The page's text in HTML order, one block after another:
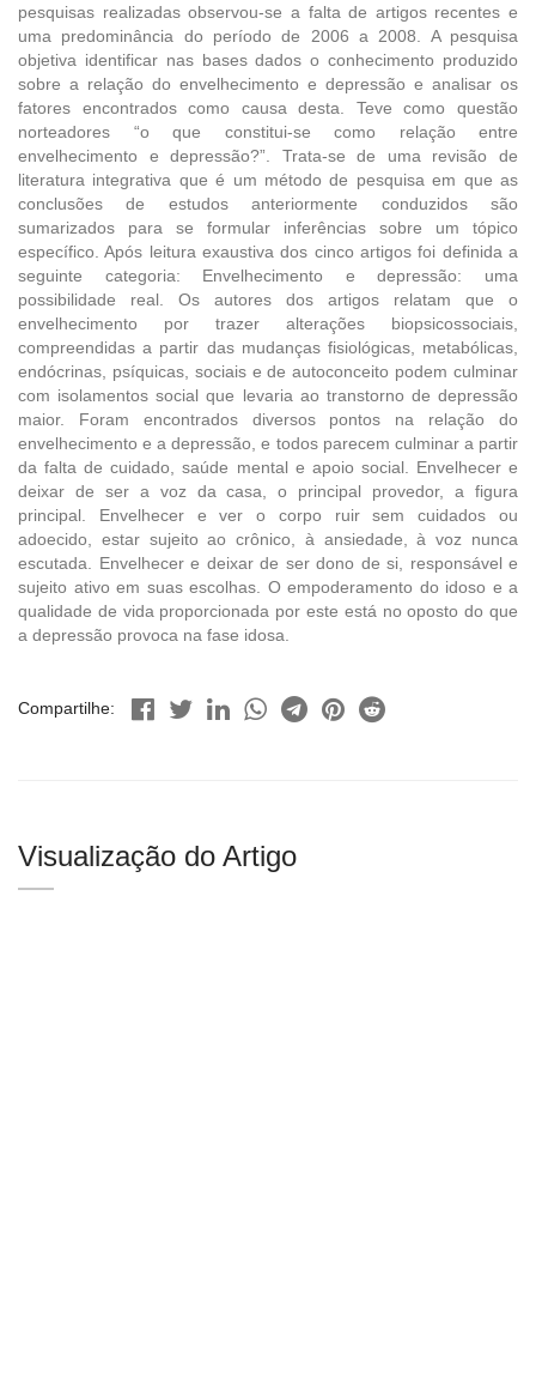
pesquisas realizadas observou-se a falta de artigos recentes e
uma predominância do período de 2006 a 2008. A pesquisa
objetiva identificar nas bases dados o conhecimento produzido
sobre a relação do envelhecimento e depressão e analisar os
fatores encontrados como causa desta. Teve como questão
norteadores “o que constitui-se como relação entre
envelhecimento e depressão?”. Trata-se de uma revisão de
literatura integrativa que é um método de pesquisa em que as
conclusões de estudos anteriormente conduzidos são
sumarizados para se formular inferências sobre um tópico
específico. Após leitura exaustiva dos cinco artigos foi definida a
seguinte categoria: Envelhecimento e depressão: uma
possibilidade real. Os autores dos artigos relatam que o
envelhecimento por trazer alterações biopsicossociais,
compreendidas a partir das mudanças fisiológicas, metabólicas,
endócrinas, psíquicas, sociais e de autoconceito podem culminar
com isolamentos social que levaria ao transtorno de depressão
maior. Foram encontrados diversos pontos na relação do
envelhecimento e a depressão, e todos parecem culminar a partir
da falta de cuidado, saúde mental e apoio social. Envelhecer e
deixar de ser a voz da casa, o principal provedor, a figura
principal. Envelhecer e ver o corpo ruir sem cuidados ou
adoecido, estar sujeito ao crônico, à ansiedade, à voz nunca
escutada. Envelhecer e deixar de ser dono de si, responsável e
sujeito ativo em suas escolhas. O empoderamento do idoso e a
qualidade de vida proporcionada por este está no oposto do que
a depressão provoca na fase idosa.
Compartilhe:
Visualização do Artigo